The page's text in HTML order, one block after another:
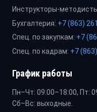
Инструкторы-
Бухгалтерия: +7 (863)
Спец. по закупкам: +7
Спец. по кадрам: +7
График работы
Пн–Чт: 09:00–18:00, Пт:
Сб–Вс: выходные.